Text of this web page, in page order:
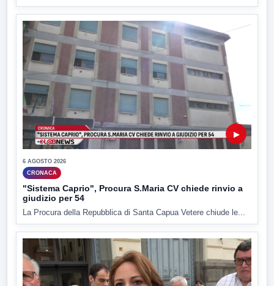
▶
6 AGOSTO 2026
CRONACA
"Sistema Caprio", Procura S.Maria CV chiede rinvio a
giudizio per 54
La Procura della Repubblica di Santa Capua Vetere chiude le...